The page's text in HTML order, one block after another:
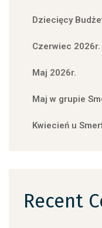
Dziecięcy
Czerwiec 2026r.
Maj 2026r.
Maj w grupie
Kwiecień u
Recent